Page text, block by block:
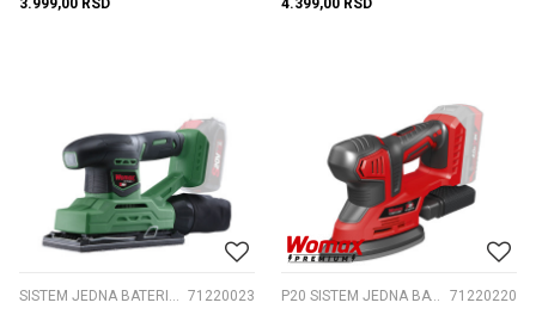
3.999,00 RSD 4.399,00 RSD
71220023 P20 SISTEM JEDNA BATERIJA 71220220